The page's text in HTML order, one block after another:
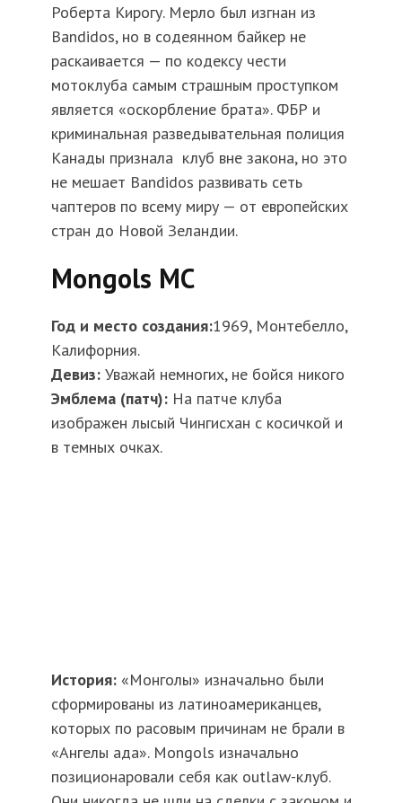
Роберта Кирогу. Мерло был изгнан из
Bandidos, но в содеянном байкер не
раскаивается — по кодексу чести
мотоклуба самым страшным проступком
является «оскорбление брата». ФБР и
криминальная разведывательная полиция
Канады признала клуб вне закона, но это
не мешает Bandidos развивать сеть
чаптеров по всему миру — от европейских
стран до Новой Зеландии.
Mongols MC
Год и место создания:1969, Монтебелло,
Калифорния.
Девиз:Уважай немногих, не бойся никого
Эмблема (патч): На патче клуба
изображен лысый Чингисхан с косичкой и
в темных очках.
История: «Монголы» изначально были
сформированы из латиноамериканцев,
которых по расовым причинам не брали в
«Ангелы ада». Mongols изначально
позиционаровали себя как outlaw-клуб.